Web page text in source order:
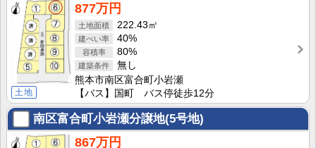
土地
877万円
222.43㎡
40%
80%
無し
熊本市南区富合町小岩瀬
【バス】国町 バス停徒歩12分
南区富合町小岩瀬分譲地(5号地)
867万円